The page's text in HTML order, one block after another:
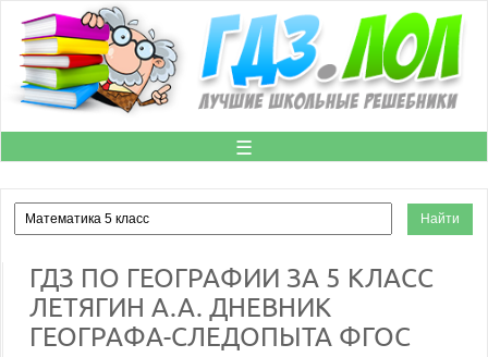
☰
ГДЗ ПО ГЕОГРАФИИ ЗА 5 КЛАСС
ЛЕТЯГИН А.А. ДНЕВНИК
ГЕОГРАФА-СЛЕДОПЫТА ФГОС